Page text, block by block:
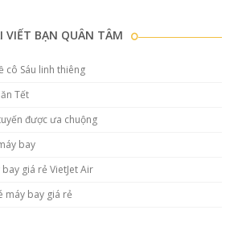
VIẾT BẠN QUÂN TÂM
cô Sáu linh thiêng
Tết
được ưa chuộng
bay
giá rẻ VietJet Air
máy bay giá rẻ